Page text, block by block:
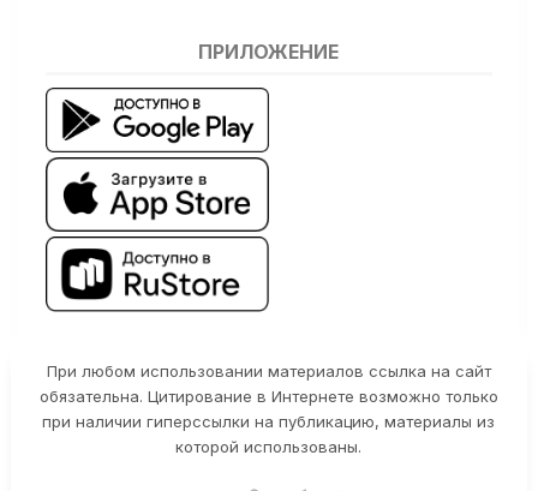
ПРИЛОЖЕНИЕ
При любом использовании материалов ссылка на сайт
обязательна. Цитирование в Интернете возможно только
при наличии гиперссылки на публикацию, материалы из
которой использованы.